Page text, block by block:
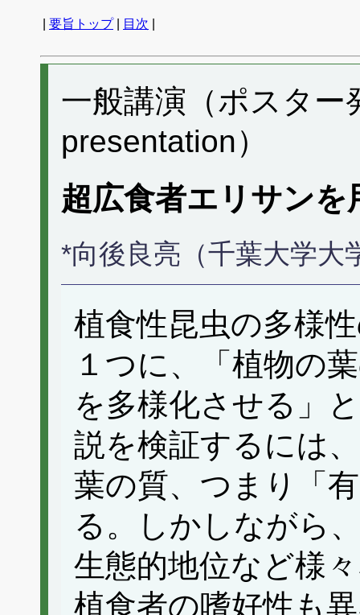
要旨トップ| 目次
一般講演（ポスタ
presentation）
超広食者エリサンを
*向後良亮（千葉大学大
植食性昆虫の多様
１つに、「植物の
を多様化させる」
説を検証するには
葉の質、つまり「
る。しかしながら
生態的地位など様
植食者の嗜好性も